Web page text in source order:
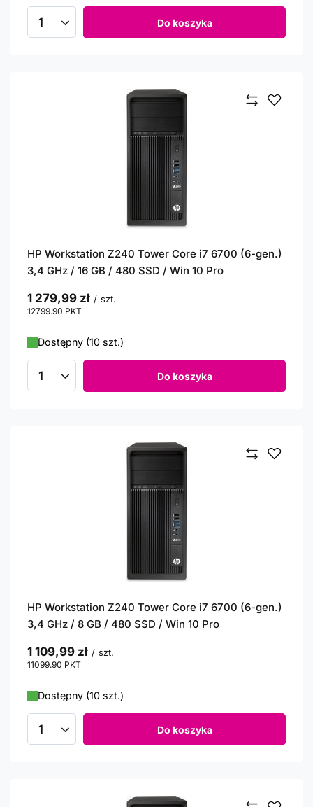
Ilość produktów Do koszyka
HP Workstation Z240 Tower Core i7 6700 (6-gen.)
3,4 GHz / 16 GB / 480 SSD / Win 10 Pro
1 279,99 zł / szt.
12799.90 PKT
Dostępny (10 szt.)
Ilość produktów Do koszyka
HP Workstation Z240 Tower Core i7 6700 (6-gen.)
3,4 GHz / 8 GB / 480 SSD / Win 10 Pro
1 109,99 zł / szt.
11099.90 PKT
Dostępny (10 szt.)
Ilość produktów Do koszyka